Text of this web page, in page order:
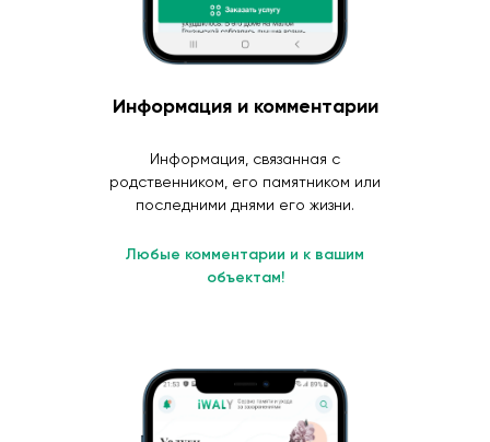
Информация и комментарии
Информация, связанная с
родственником, его памятником или
последними днями его жизни.
Любые комментарии и к вашим
объектам!